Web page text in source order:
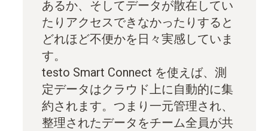
あるか、そしてデータが散在してい
たり​​アクセスできなかったりすると
どれほど不便かを日々実感していま
す。
testo Smart Connect を使えば、測
定データはクラウド上に自動的に集
約されます。つまり一元管理され、
整理されたデータをチーム全員が共